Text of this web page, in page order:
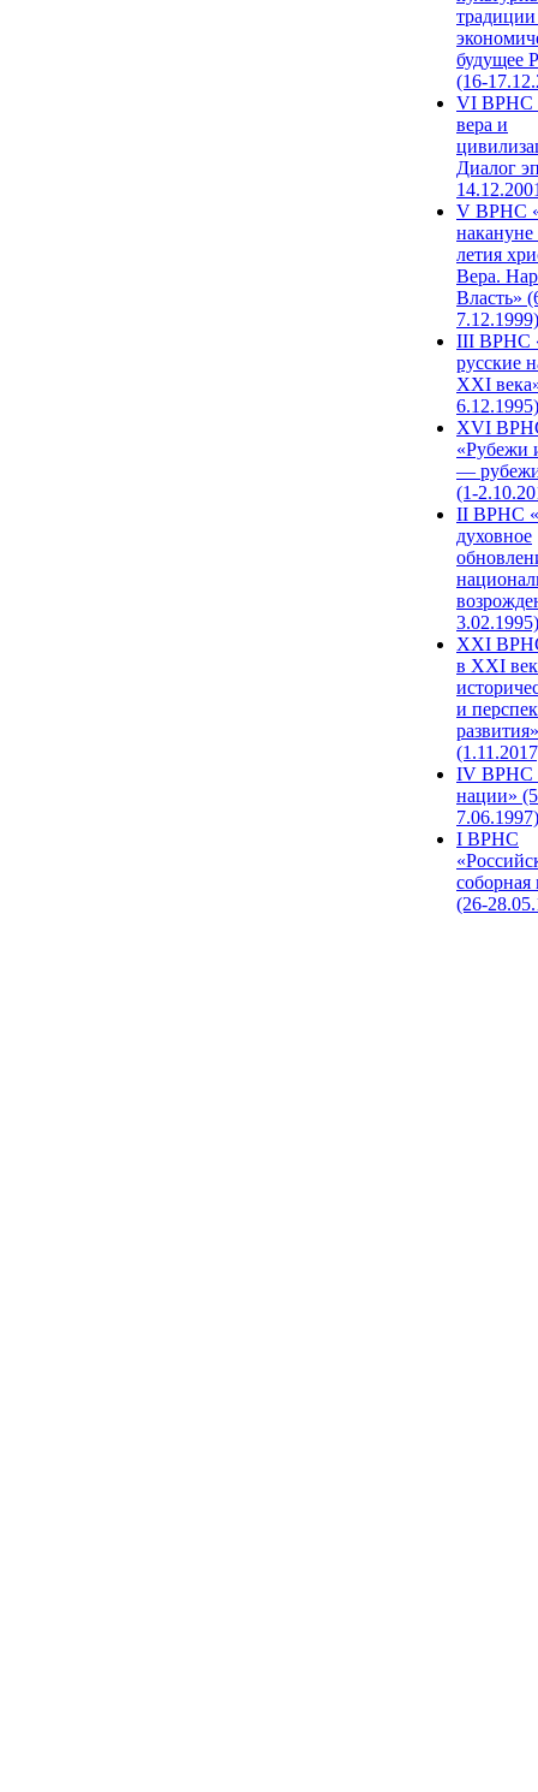
будущее
(16-
VI ВРНС
вера и
Диалог
V ВРНС
накануне
летия
Вера.
Власть»
7.12.1999)
III ВРНС
русские
XXI
6.12.1995)
XVI
«Рубежи
—
(1-
II ВРНС
духовное
3.02.1995)
XХI
в XXI
и
развития»
IV ВРНС
нации»
7.06.1997)
I ВРНС
(26-